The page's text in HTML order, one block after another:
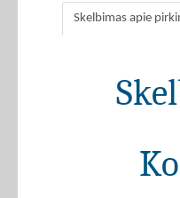
Skelbimas apie